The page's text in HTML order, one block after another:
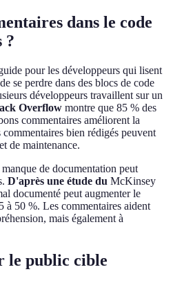
dans le code
?
pour les développeurs qui lisent
se perdre dans des blocs de code
développeurs travaillent sur un
Overflow montre que 85 % des
commentaires améliorent la
bien rédigés peuvent
de maintenance.
de documentation peut
D'après une étude du McKinsey
documenté peut augmenter le
à 50 %. Les commentaires aident
mais également à
le public cible